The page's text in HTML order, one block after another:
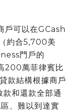
可以在GCash
約合5,700美
門戶的
200萬菲律賓比
款結構根據商戶
和還款全部通
、難以到達實